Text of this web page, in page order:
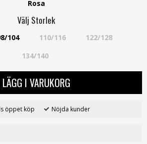
Rosa
Välj Storlek
104 110/116
122/128
134/140
LÄGG I VARUKORG
öppet köp Nöjda kunder